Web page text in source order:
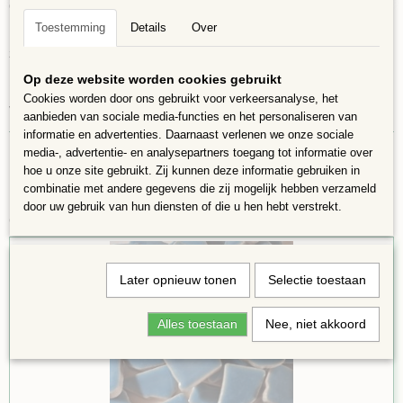
Geen scherpe randjes, dus zeer geschikt voor kinderen.
Het zijn puzzelstukjes, er is geen gereedschap voor nodig, de stukjes zijn
zoals ze zijn, laat u verrassen voor het eindresultaat.
100 gram is ongeveer 60 stukjes en is voldoende voor ca 12 x 12 cm.
Verschillende vormen 4 tot 20 mm groot en 4mm dik
Toestemming Details Over
Op deze website worden cookies gebruikt
Cookies worden door ons gebruikt voor verkeersanalyse, het
aanbieden van sociale media-functies en het personaliseren van
informatie en advertenties. Daarnaast verlenen we onze sociale
media-, advertentie- en analysepartners toegang tot informatie over
hoe u onze site gebruikt. Zij kunnen deze informatie gebruiken in
combinatie met andere gegevens die zij mogelijk hebben verzameld
door uw gebruik van hun diensten of die u hen hebt verstrekt.
Later opnieuw tonen Selectie toestaan
Alles toestaan Nee, niet akkoord